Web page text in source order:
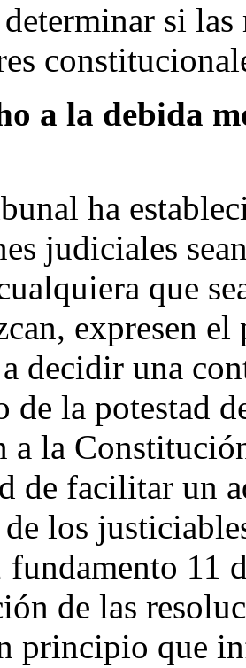
si
a la debida
ha
judiciales
que
expresen
decidir una
de la potestad
a la
de facilitar un
de los
11
de las
principio que